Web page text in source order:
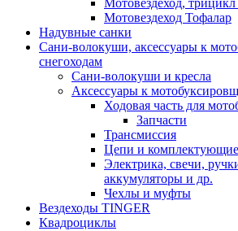
Мотовездеход, трицикл
Мотовездеход Тофалар
Надувные санки
Сани-волокуши, аксессуары к
снегоходам
Сани-волокуши и кресла
Аксессуары к
Ходовая часть для
Запчасти
Трансмиссия
Цепи и комплектующие
Электрика, свечи,
аккумуляторы и др.
Чехлы и муфты
Вездеходы TINGER
Квадроциклы